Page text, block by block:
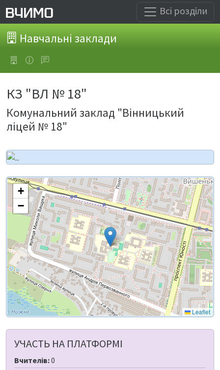
Всі розділи
Навчальні заклади
КЗ "ВЛ № 18"
Комунальний заклад "Вінницький
ліцей № 18"
+
−
Leaflet
УЧАСТЬ НА ПЛАТФОРМІ
Вчителів:0